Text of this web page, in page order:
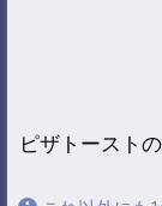
ピザトースト